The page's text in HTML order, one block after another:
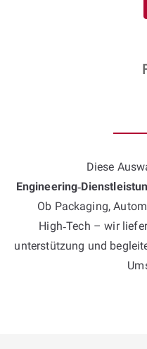
Diese
Ob Packaging,
High‑Tech – wir
unterstützung und